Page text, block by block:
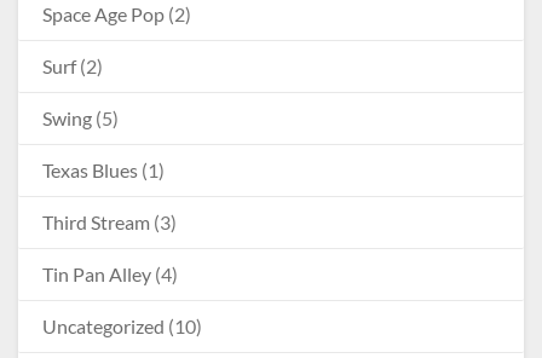
Space Age Pop (2)
Surf(2)
Swing (5)
Texas Blues (1)
Third Stream (3)
Tin Pan Alley (4)
Uncategorized (10)